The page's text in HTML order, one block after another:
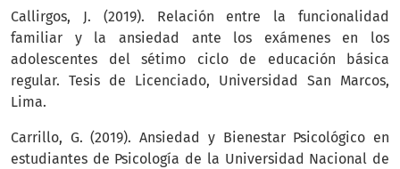
Callirgos, J. (2019). Relación entre la funcionalidad
familiar y la ansiedad ante los exámenes en los
adolescentes del sétimo ciclo de educación básica
regular. Tesis de Licenciado, Universidad San Marcos,
Lima.
Carrillo, G. (2019). Ansiedad y Bienestar Psicológico en
estudiantes de Psicología de la Universidad Nacional de